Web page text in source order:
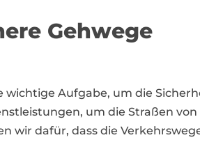
Gehwege
Aufgabe, um die
um die Straßen
wir dafür, dass die